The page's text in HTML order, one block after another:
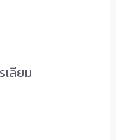
เลียม